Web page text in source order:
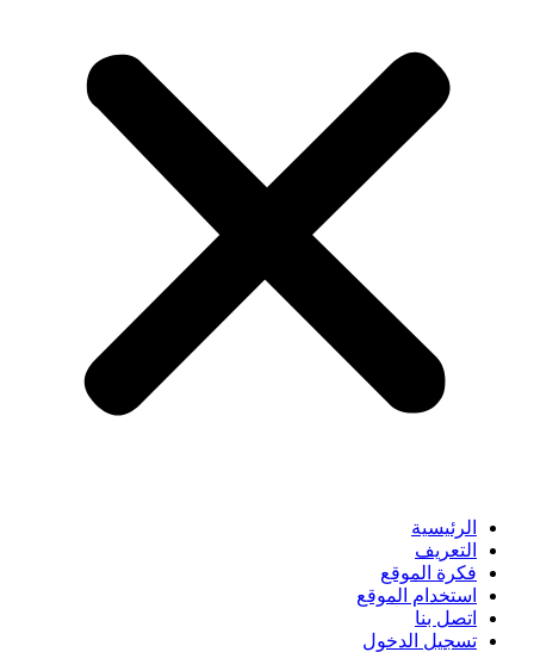
الرئيسية
التعريف
فكرة الموقع
استخدام الموقع
اتصل بنا
تسجيل الدخول